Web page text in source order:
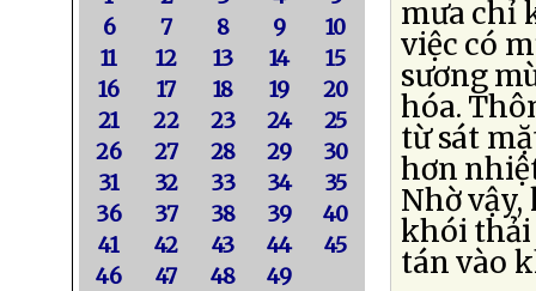
6
7 8 9
10
11
12 13 14
15
16
17 18 19
20
21
22 23 24
25
26
27 28 29
30
31
32 33 34
35
36
37 38 39
40
41
42 43 44
45
46
47 48 49
mưa chỉ
việc có
sương
hóa.
từ sát
hơn
Nhờ vậy,
khói thải
tán vào